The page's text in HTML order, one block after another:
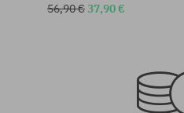
56,90 €37,90 €